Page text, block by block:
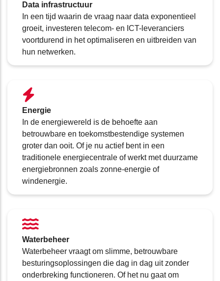
Data infrastructuur
In een tijd waarin de vraag naar data exponentieel
groeit, investeren telecom- en ICT-leveranciers
voortdurend in het optimaliseren en uitbreiden van
hun netwerken.
Energie
In de energiewereld is de behoefte aan
betrouwbare en toekomstbestendige systemen
groter dan ooit. Of je nu actief bent in een
traditionele energiecentrale of werkt met duurzame
energiebronnen zoals zonne-energie of
windenergie.
Waterbeheer
Waterbeheer vraagt om slimme, betrouwbare
besturingsoplossingen die dag in dag uit zonder
onderbreking functioneren. Of het nu gaat om